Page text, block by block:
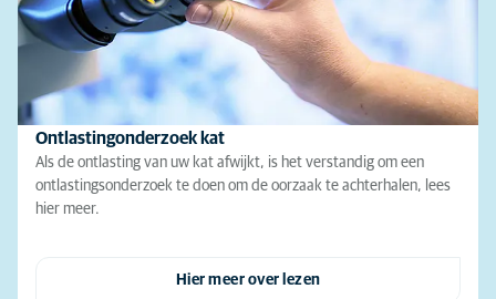
Ontlastingonderzoek kat
Als de ontlasting van uw kat afwijkt, is het verstandig om een
ontlastingsonderzoek te doen om de oorzaak te achterhalen, lees
hier meer.
Hier meer over lezen